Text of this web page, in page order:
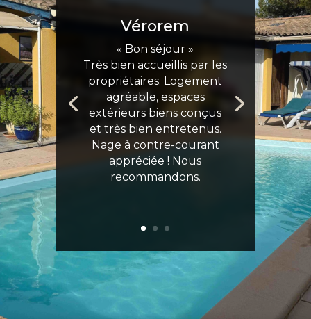
Vérorem
« Bon séjour »
Très bien accueillis par les
propriétaires. Logement
agréable, espaces
extérieurs biens conçus
et très bien entretenus.
Nage à contre-courant
appréciée ! Nous
recommandons.